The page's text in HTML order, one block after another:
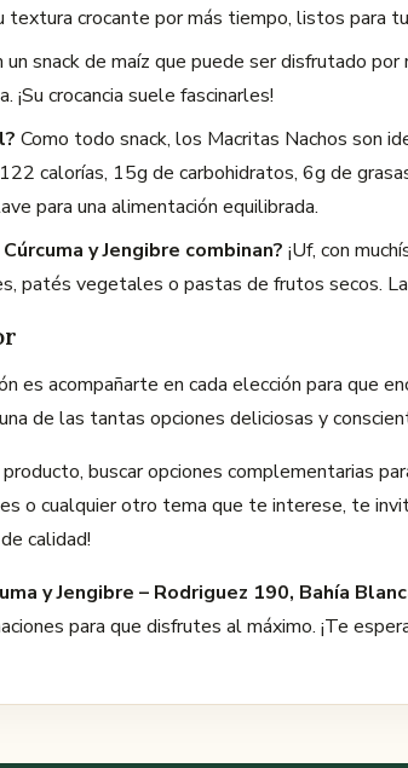
textura crocante por más tiempo, listos para
un snack de maíz que puede ser disfrutado
¡Su crocancia suele fascinarles!
Como todo snack, los Macritas Nachos son
calorías, 15g de carbohidratos, 6g de
para una alimentación equilibrada.
y Jengibre combinan? ¡Uf, con
patés vegetales o pastas de frutos secos.
es acompañarte en cada elección para
de las tantas opciones deliciosas y
buscar opciones complementarias
o cualquier otro tema que te interese, te
calidad!
y Jengibre – Rodriguez 190, Bahía
para que disfrutes al máximo. ¡Te